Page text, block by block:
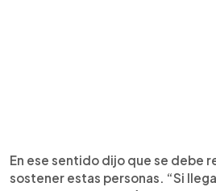
En ese sentido dijo que se debe
sostener estas personas. “Si